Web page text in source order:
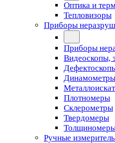
Оптика и
Тепловизоры
Приборы
Приборы
Видеоскопы,
Динамометры
Плотномеры
Склерометры
Твердомеры
Ручные